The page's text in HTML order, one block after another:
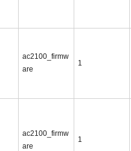
ac2100_firmw
are
1
ac2100_firmw
are
1